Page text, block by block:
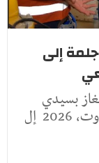
إلى
بسيدي